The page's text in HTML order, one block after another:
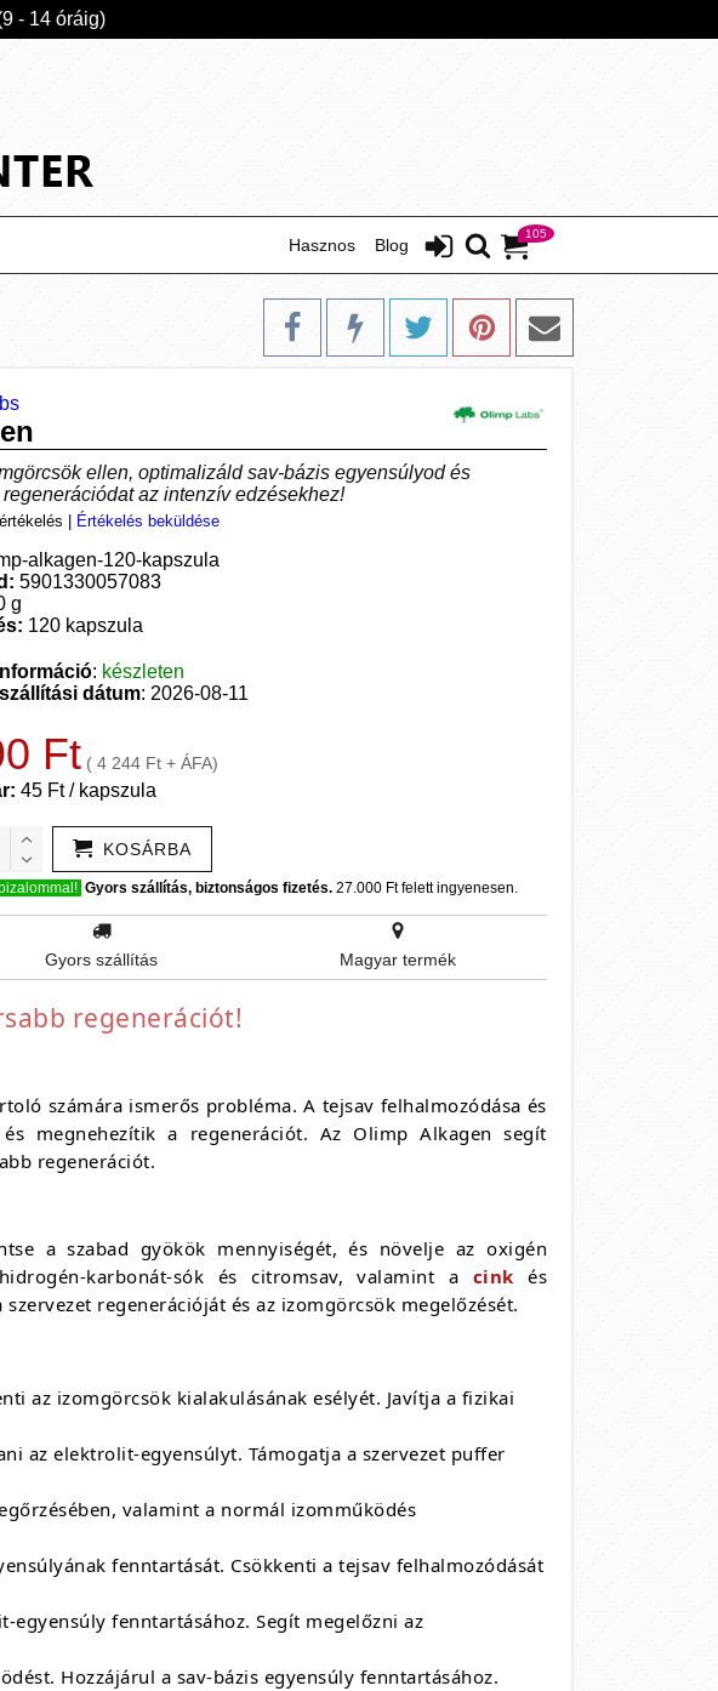
- 14 óráig)
105
Blog
Hasznos
ellen, optimalizáld sav-bázis egyensúlyod és
az intenzív edzésekhez!
Értékelés beküldése
alkagen-120-kapszula
5901330057083
g
120 kapszula
: készleten
dátum: 2026-08-11
Ft ( 4 244 Ft + ÁFA)
45 Ft / kapszula
KOSÁRBA
Gyors szállítás, biztonságos fizetés. 27.000 Ft felett ingyenesen.
Gyors szállítás Magyar termék
regenerációt!
számára ismerős probléma. A tejsav felhalmozódása és
megnehezítik a regenerációt. Az Olimp Alkagen segít
regenerációt.
a szabad gyökök mennyiségét, és növelje az oxigén
karbonát-sók és citromsav, valamint a cink és
regenerációját és az izomgörcsök megelőzését.
az izomgörcsök kialakulásának esélyét. Javítja a fizikai
az elektrolit-egyensúlyt. Támogatja a szervezet puffer
valamint a normál izomműködés
fenntartását. Csökkenti a tejsav felhalmozódását
egyensúly fenntartásához. Segít megelőzni az
Hozzájárul a sav-bázis egyensúly fenntartásához.